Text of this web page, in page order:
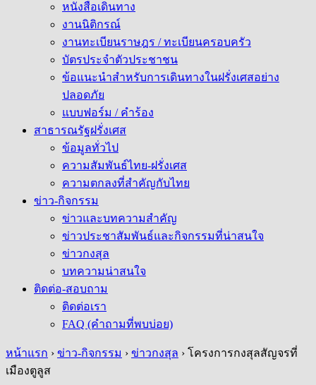
หนังสือเดินทาง
งานนิติกรณ์
งานทะเบียนราษฎร / ทะเบียนครอบครัว
บัตรประจำตัวประชาชน
ข้อแนะนำสำหรับการเดินทางในฝรั่งเศสอย่าง
ปลอดภัย
แบบฟอร์ม / คำร้อง
สาธารณรัฐฝรั่งเศส
ข้อมูลทั่วไป
ความสัมพันธ์ไทย-ฝรั่งเศส
ความตกลงที่สำคัญกับไทย
ข่าว-กิจกรรม
ข่าวและบทความสำคัญ
ข่าวประชาสัมพันธ์และกิจกรรมที่น่าสนใจ
ข่าวกงสุล
บทความน่าสนใจ
ติดต่อ-สอบถาม
ติดต่อเรา
FAQ (คำถามที่พบบ่อย)
หน้าแรก › ข่าว-กิจกรรม › ข่าวกงสุล › โครงการกงสุลสัญจรที่
เมืองตูลูส